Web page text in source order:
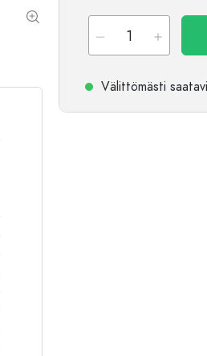
Välittömästi